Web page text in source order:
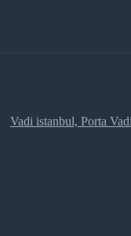
Vadi istanbul, Porta